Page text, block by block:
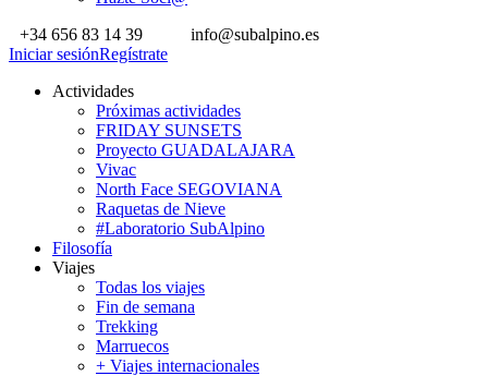
+34 656 83 14 39
info@subalpino.es
Iniciar sesiónRegístrate
Actividades
Próximas actividades
FRIDAY SUNSETS
Proyecto GUADALAJARA
Vivac
North Face SEGOVIANA
Raquetas de Nieve
#Laboratorio SubAlpino
Filosofía
Viajes
Todas los viajes
Fin de semana
Trekking
Marruecos
+ Viajes internacionales